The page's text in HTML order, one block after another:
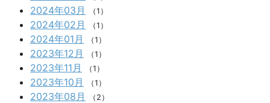
2024年03月 （1）
2024年02月 （1）
2024年01月 （1）
2023年12月 （1）
2023年11月 （1）
2023年10月 （1）
2023年08月 （2）